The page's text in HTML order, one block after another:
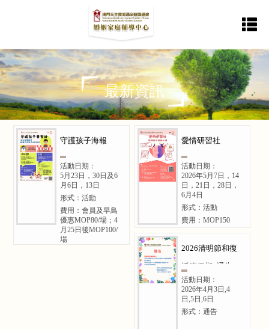
首
頁
服
務
內
最
新
資
活
動
消
息
表
格
下
載
活
動
花
加
納
中
返
回
主
最新資訊
守護孩子海報
活動日期：
5月23日，30日及6
月6日，13日
形式：活動
費用：會員及早鳥
優惠MOP80/場；4
月25日後MOP100/
場
愛情研習社
活動日期：
2026年5月7日，14
日，21日，28日，
6月4日
形式：活動
費用：MOP150
2026清明節和復
活節假期( 通告)
活動日期：
2026年4月3日,4
日,5日,6日
形式：通告